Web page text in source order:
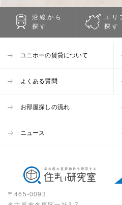
沿線から
探す
エリ
探す
ユニホーの賃貸について
よくある質問
お部屋探しの流れ
ニュース
〒465-0093